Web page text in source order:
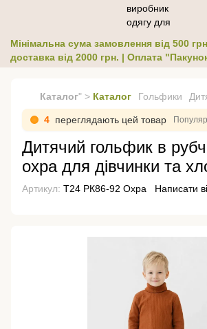
Мінімальна сума замовлення від 500
доставка від 2000 грн. | Оплата
Каталог" > Каталог Гольфики
4 переглядають цей товар
Дитячий гольфик в
охра для дівчинки та
Артикул: Т24 РК86-92 Охра Написати